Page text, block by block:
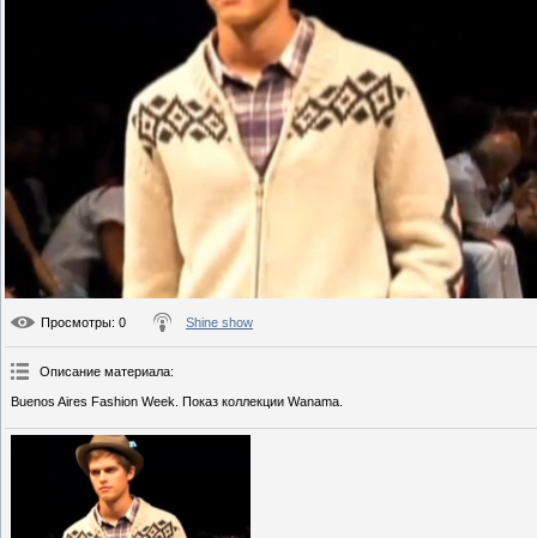
Просмотры: 0 Shine show
Описание материала:
Buenos Aires Fashion Week. Показ коллекции Wanama.